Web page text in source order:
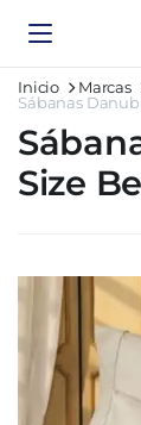
Inicio Marcas
Sábanas
Size